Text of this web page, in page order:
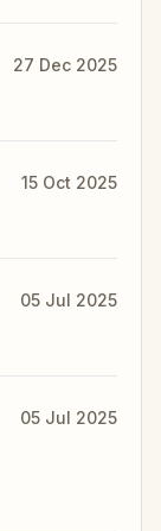
27 Dec 2025
15 Oct 2025
05 Jul 2025
05 Jul 2025